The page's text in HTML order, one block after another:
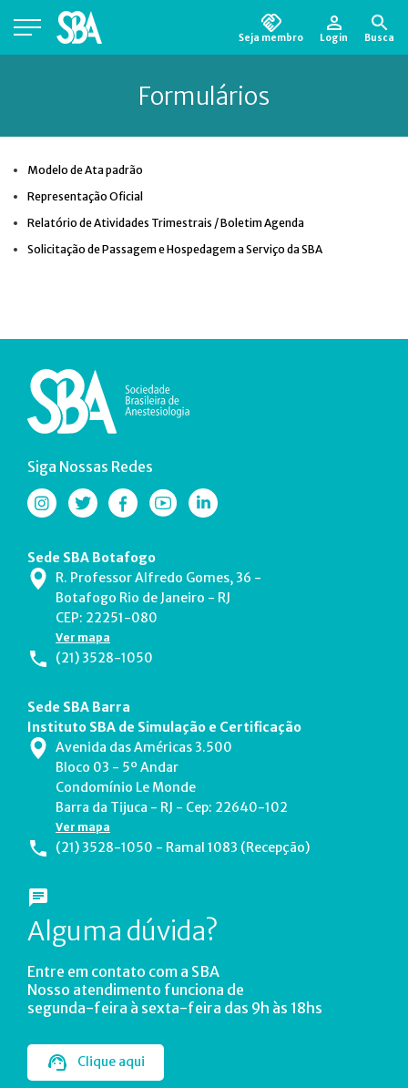
Seja membro Login Busca
Formulários
Modelo de Ata padrão
Representação Oficial
Relatório de Atividades Trimestrais / Boletim Agenda
Solicitação de Passagem e Hospedagem a Serviço da SBA
Siga Nossas Redes
Sede SBA Botafogo
R. Professor Alfredo Gomes, 36 -
Botafogo Rio de Janeiro - RJ
CEP: 22251-080
Ver mapa
(21) 3528-1050
Sede SBA Barra
Instituto SBA de Simulação e Certificação
Avenida das Américas 3.500
Bloco 03 - 5º Andar
Condomínio Le Monde
Barra da Tijuca - RJ - Cep: 22640-102
Ver mapa
(21) 3528-1050 - Ramal 1083 (Recepção)
Alguma dúvida?
Entre em contato com a SBA
Nosso atendimento funciona de
segunda-feira à sexta-feira das 9h às 18hs
Clique aqui